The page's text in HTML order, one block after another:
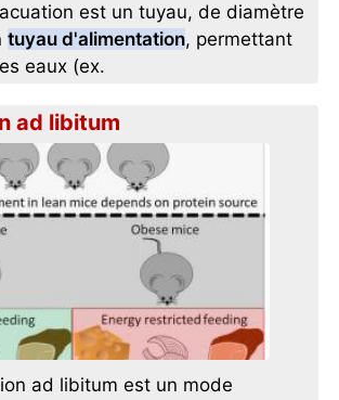
est un tuyau, de diamètre
tuyau d'alimentation, permettant
eaux (ex.
ad libitum
ad libitum est un mode